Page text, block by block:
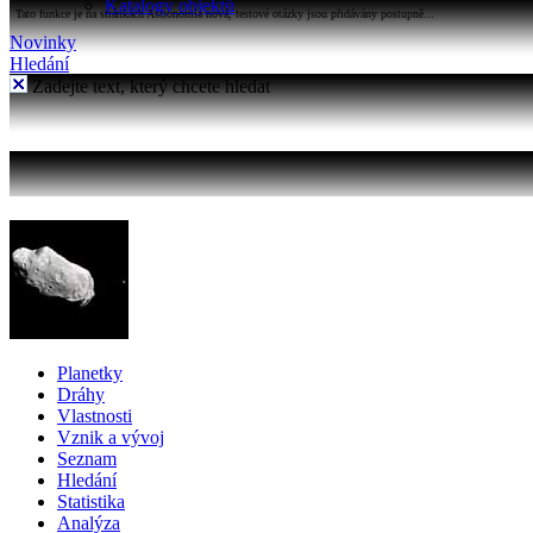
Katalogy objektů
Tato funkce je na stránkách Astronomia nová, testové otázky jsou přidávány postupně...
Novinky
Hledání
Zadejte text, který chcete hledat
Planetky
Dráhy
Vlastnosti
Vznik a vývoj
Seznam
Hledání
Statistika
Analýza